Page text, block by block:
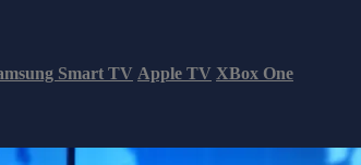
Smart TV Apple TV XBox One